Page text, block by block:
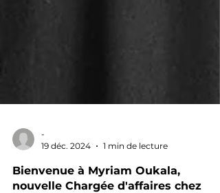
19 déc. 2024
1 min de lecture